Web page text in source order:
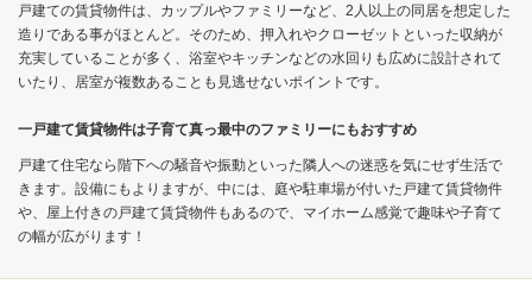
戸建ての賃貸物件は、カップルやファミリーなど、2人以上の同居を想定した
造りである事がほとんど。そのため、押入れやクローゼットといった収納が
充実していることが多く、浴室やキッチンなどの水回りも広めに設計されて
いたり、居室が複数あることも見逃せないポイントです。
一戸建て賃貸物件は子育て真っ最中のファミリーにもおすすめ
戸建て住宅なら階下への騒音や振動といった隣人への迷惑を気にせず生活で
きます。設備にもよりますが、中には、庭や駐車場が付いた戸建て賃貸物件
や、屋上付きの戸建て賃貸物件もあるので、マイホーム感覚で趣味や子育て
の幅が広がります！